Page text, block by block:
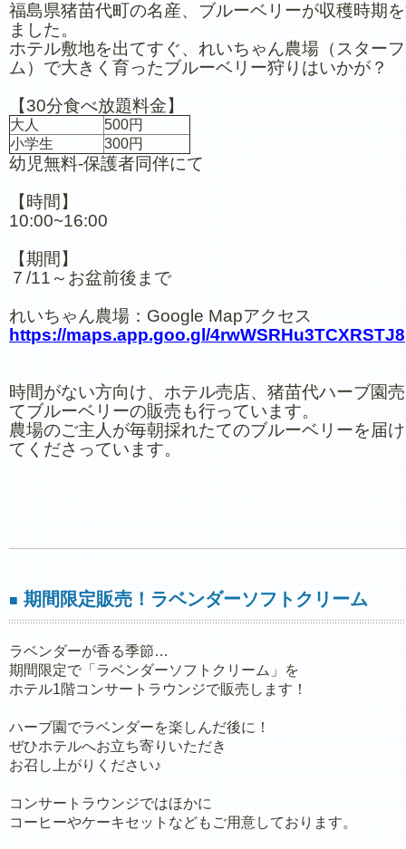
福島県猪苗代町の名産、ブルーベリーが収穫時期
ました。
ホテル敷地を出てすぐ、れいちゃん農場（スター
ム）で大きく育ったブルーベリー狩りはいかが？
【30分食べ放題料金】
大人
500円
小学生
300円
幼児無料-保護者同伴にて
【時間】
10:00~16:00
【期間】
７/11～お盆前後まで
れいちゃん農場：Google Mapアクセス
https://maps.app.goo.gl/4rwWSRHu3TCXRSTJ8
時間がない方向け、ホテル売店、猪苗代ハーブ園
てブルーベリーの販売も行っています。
農場のご主人が毎朝採れたてのブルーベリーを届
てくださっています。
■ 期間限定販売！ラベンダーソフトクリーム
ラベンダーが香る季節…
期間限定で「ラベンダーソフトクリーム」を
ホテル1階コンサートラウンジで販売します！
ハーブ園でラベンダーを楽しんだ後に！
ぜひホテルへお立ち寄りいただき
お召し上がりください♪
コンサートラウンジではほかに
コーヒーやケーキセットなどもご用意しております。